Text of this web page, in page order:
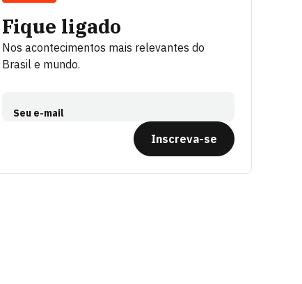
Fique ligado
Nos acontecimentos mais relevantes do
Brasil e mundo.
Seu e-mail
Inscreva-se